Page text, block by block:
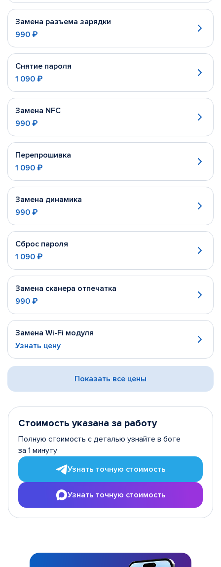
Замена разъема зарядки
990 ₽
Снятие пароля
1 090 ₽
Замена NFC
990 ₽
Перепрошивка
1 090 ₽
Замена динамика
990 ₽
Сброс пароля
1 090 ₽
Замена сканера отпечатка
990 ₽
Замена Wi-Fi модуля
Узнать цену
Показать все цены
Стоимость указана за работу
Полную стоимость с деталью узнайте в боте
за 1 минуту
Узнать точную стоимость
Узнать точную стоимость